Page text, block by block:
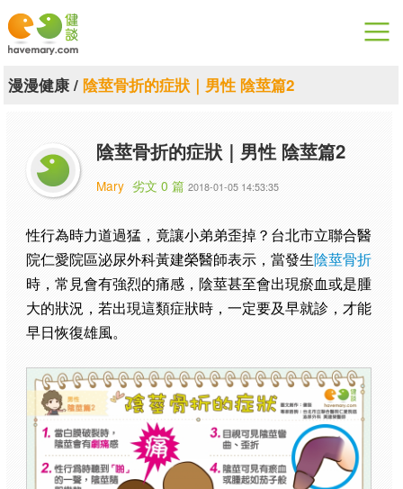
漫漫健康
關於健談
聯絡我們
下載專區
漫漫健康/ 陰莖骨折的症狀｜男性 陰莖篇2
陰莖骨折的症狀｜男性 陰莖篇2
Mary 劣文 0 篇 2018-01-05 14:53:35
性行為時力道過猛，竟讓小弟弟歪掉？台北市立聯合醫
院仁愛院區泌尿外科黃建榮醫師表示，當發生陰莖骨折
時，常見會有強烈的痛感，陰莖甚至會出現瘀血或是腫
大的狀況，若出現這類症狀時，一定要及早就診，才能
早日恢復雄風。